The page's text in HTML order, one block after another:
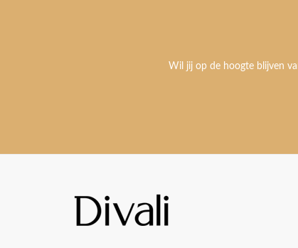
Wil jij op de hoogte blijven